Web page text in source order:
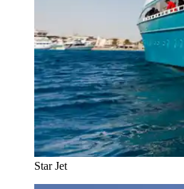
Star Jet